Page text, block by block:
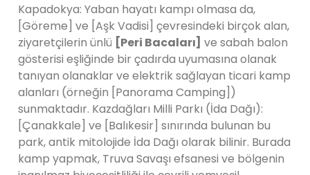
Kapadokya: Yaban hayatı kampı olmasa da,
[Göreme] ve [Aşk Vadisi] çevresindeki birçok alan,
ziyaretçilerin ünlü [Peri Bacaları] ve sabah balon
gösterisi eşliğinde bir çadırda uyumasına olanak
tanıyan olanaklar ve elektrik sağlayan ticari kamp
alanları (örneğin [Panorama Camping])
sunmaktadır. Kazdağları Milli Parkı (İda Dağı):
[Çanakkale] ve [Balıkesir] sınırında bulunan bu
park, antik mitolojide İda Dağı olarak bilinir. Burada
kamp yapmak, Truva Savaşı efsanesi ve bölgenin